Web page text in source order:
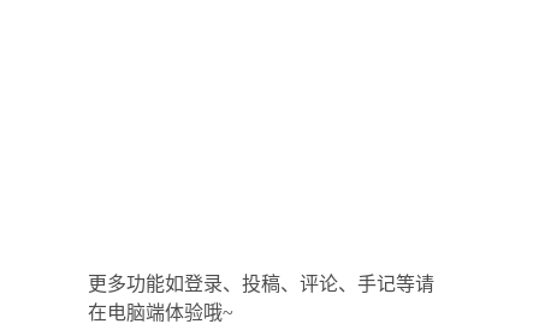
更多功能如登录、投稿、评论、手记等请
在电脑端体验哦~